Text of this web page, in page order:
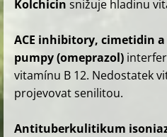
Kolchicin snižuje hladinu
ACE inhibitory, cimetidin
pumpy (omeprazol)
vitamínu B 12. Nedostatek
projevovat senilitou.
Antituberkulitikum